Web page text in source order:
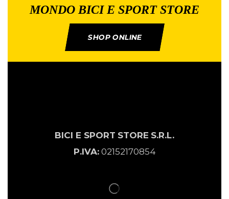
MONDO BICI E SPORT STORE
SHOP ONLINE
BICI E SPORT STORE S.R.L.
P.IVA:02152170854